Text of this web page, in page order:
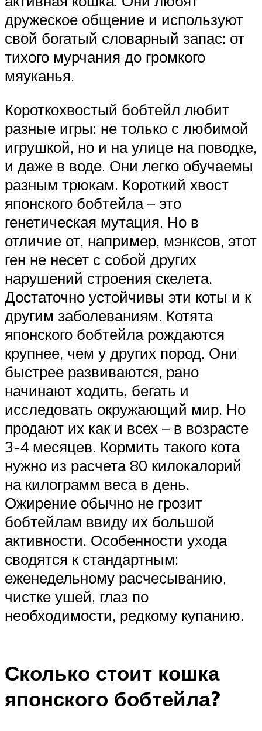
дружеское общение и используют
свой богатый словарный запас: от
тихого мурчания до громкого
мяуканья.
Короткохвостый бобтейл любит
разные игры: не только с любимой
игрушкой, но и на улице на поводке,
и даже в воде. Они легко обучаемы
разным трюкам. Короткий хвост
японского бобтейла – это
генетическая мутация. Но в
отличие от, например, мэнксов, этот
ген не несет с собой других
нарушений строения скелета.
Достаточно устойчивы эти коты и к
другим заболеваниям. Котята
японского бобтейла рождаются
крупнее, чем у других пород. Они
быстрее развиваются, рано
начинают ходить, бегать и
исследовать окружающий мир. Но
продают их как и всех – в возрасте
3-4 месяцев. Кормить такого кота
нужно из расчета 80 килокалорий
на килограмм веса в день.
Ожирение обычно не грозит
бобтейлам ввиду их большой
активности. Особенности ухода
сводятся к стандартным:
еженедельному расчесыванию,
чистке ушей, глаз по
необходимости, редкому купанию.
Сколько стоит кошка
японского бобтейла?